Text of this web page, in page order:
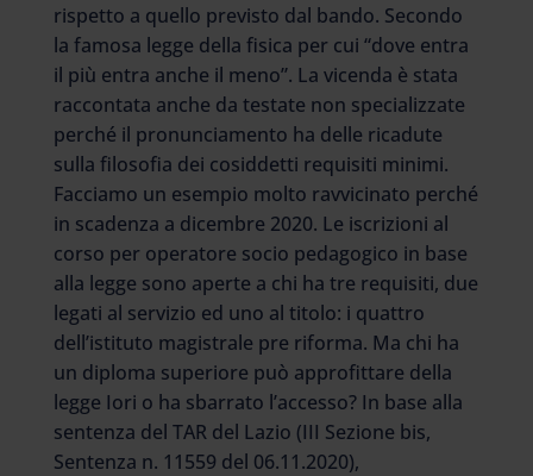
rispetto a quello previsto dal bando. Secondo
la famosa legge della fisica per cui “dove entra
il più entra anche il meno”. La vicenda è stata
raccontata anche da testate non specializzate
perché il pronunciamento ha delle ricadute
sulla filosofia dei cosiddetti requisiti minimi.
Facciamo un esempio molto ravvicinato perché
in scadenza a dicembre 2020. Le iscrizioni al
corso per operatore socio pedagogico in base
alla legge sono aperte a chi ha tre requisiti, due
legati al servizio ed uno al titolo: i quattro
dell’istituto magistrale pre riforma. Ma chi ha
un diploma superiore può approfittare della
legge Iori o ha sbarrato l’accesso? In base alla
sentenza del TAR del Lazio (III Sezione bis,
Sentenza n. 11559 del 06.11.2020),